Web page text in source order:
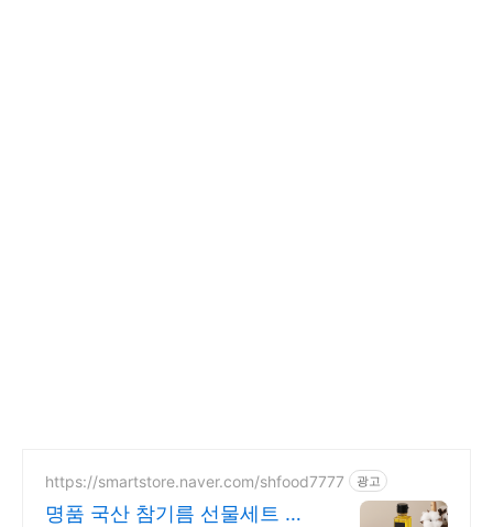
https://smartstore.naver.com/shfood7777 광고
명품 국산 참기름 선물세트 신